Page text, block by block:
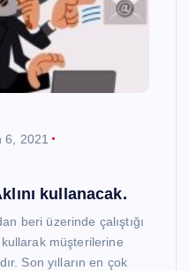
6, 2021
kullanacak.
beri üzerinde çalıştığı
müşterilerine
Son yılların en çok